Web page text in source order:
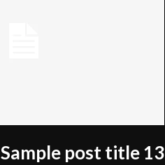
Sample post title 13